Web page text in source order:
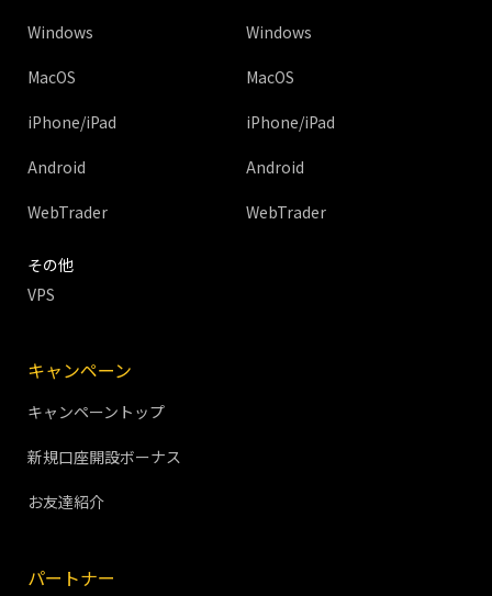
Windows
MacOS
iPhone/iPad
Android
WebTrader
Windows
MacOS
iPhone/iPad
Android
WebTrader
その他
VPS
キャンペーン
キャンペーントップ
新規口座開設ボーナス
お友達紹介
パートナー